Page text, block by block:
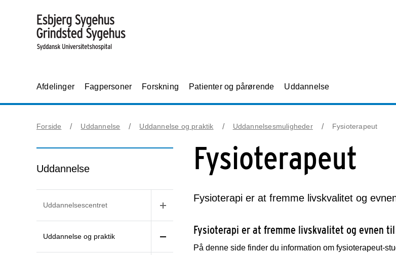
Afdelinger Fagpersoner Forskning Patienter og pårørende Uddannelse
Forside Uddannelse Uddannelse og praktik Uddannelsesmuligheder Fysioterapeut
Uddannelse
Uddannelsescentret
Uddannelse og praktik
Fysioterapeut
Fysioterapi er at fremme livskvalitet og
Fysioterapi er at fremme livskvalitet og evnen
På denne side finder du information om fysioterapeut-